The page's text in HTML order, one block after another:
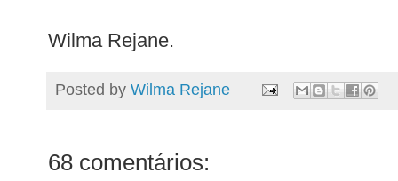
Wilma Rejane.
Posted by Wilma Rejane
68 comentários: